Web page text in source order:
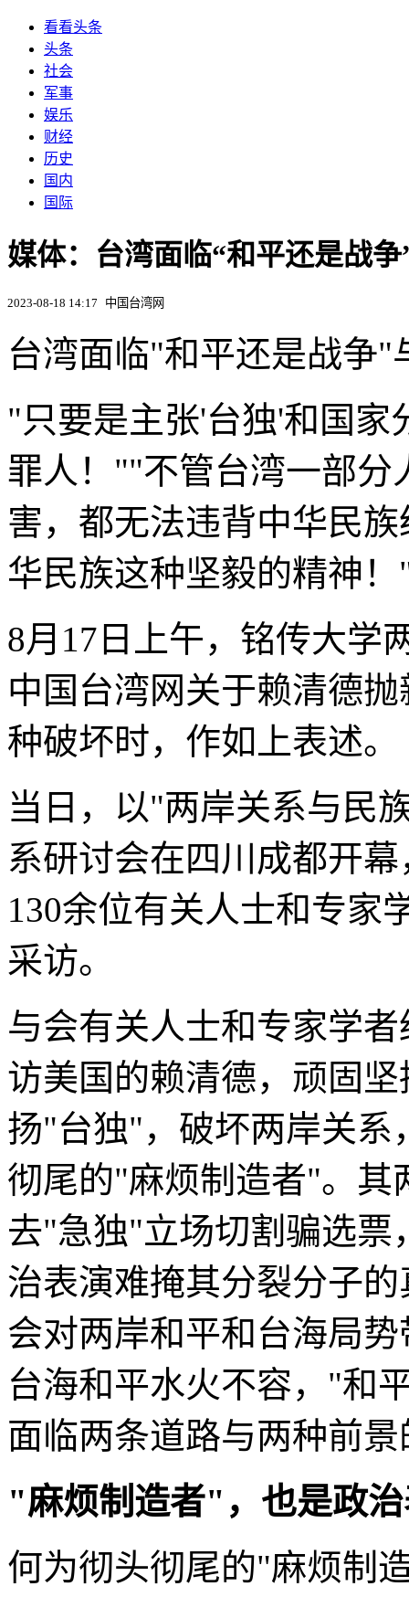
看看头条
头条
社会
军事
娱乐
财经
历史
国内
国际
媒体：台湾面临“和平还是战
2023-08-18 14:17 中国台湾网
台湾面临"和平还是战争
"只要是主张'台独'和国家
罪人！""不管台湾一部分
害，都无法违背中华民
华民族这种坚毅的精神！
8月17日上午，铭传大学
中国台湾网关于赖清德
种破坏时，作如上表述。
当日，以"两岸关系与民
系研讨会在四川成都开
130余位有关人士和专家
采访。
与会有关人士和专家学
访美国的赖清德，顽固
扬"台独"，破坏两岸关系
彻尾的"麻烦制造者"。其
去"急独"立场切割骗选票
治表演难掩其分裂分子
会对两岸和平和台海局
台海和平水火不容，"和
面临两条道路与两种前
"麻烦制造者"，也是政
何为彻头彻尾的"麻烦制